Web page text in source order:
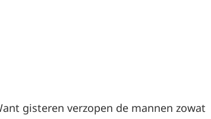
gisteren verzopen de mannen zowat